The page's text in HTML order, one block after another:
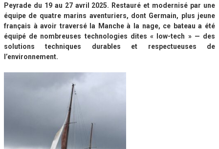
Peyrade du 19 au 27 avril 2025. Restauré et modernisé par une
équipe de quatre marins aventuriers, dont Germain, plus jeune
français à avoir traversé la Manche à la nage, ce bateau a été
équipé de nombreuses technologies dites « low-tech » — des
solutions techniques durables et respectueuses de
l’environnement.